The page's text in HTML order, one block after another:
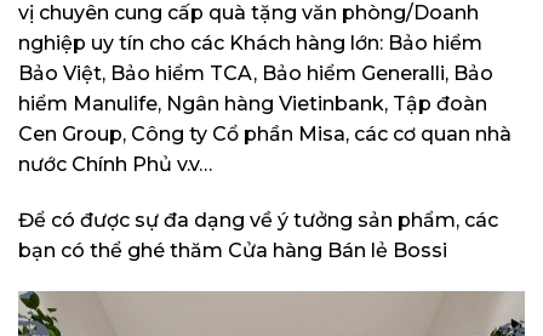
vị chuyên cung cấp quà tặng văn phòng/Doanh
nghiệp uy tín cho các Khách hàng lớn: Bảo hiểm
Bảo Việt, Bảo hiểm TCA, Bảo hiểm Generalli, Bảo
hiểm Manulife, Ngân hàng Vietinbank, Tập đoàn
Cen Group, Công ty Cổ phần Misa, các cơ quan nhà
nước Chính Phủ v.v…
Để có được sự đa dạng về ý tưởng sản phẩm, các
bạn có thể ghé thăm Cửa hàng Bán lẻ Bossi